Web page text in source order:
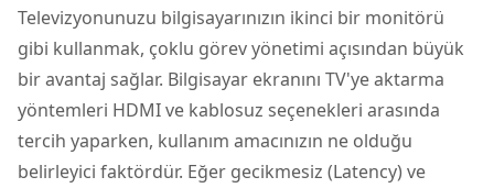
Televizyonunuzu bilgisayarınızın ikinci bir monitörü
gibi kullanmak, çoklu görev yönetimi açısından büyük
bir avantaj sağlar. Bilgisayar ekranını TV'ye aktarma
yöntemleri HDMI ve kablosuz seçenekleri arasında
tercih yaparken, kullanım amacınızın ne olduğu
belirleyici faktördür. Eğer gecikmesiz (Latency) ve